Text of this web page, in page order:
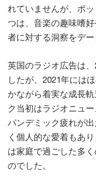
れていませんが、ポ
つは、音楽の趣味嗜
者に対する洞察をデー
英国のラジオ広告は
したが、2021年には
かながら着実な成長
ク当初はラジオニュ
パンデミック疲れが
く個人的な愛着もあ
は家庭で過ごした多
のでした。